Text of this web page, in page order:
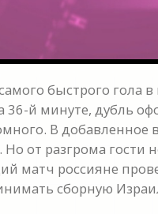
быстрого гола
36-й минуте, дубль
В
от разгрома гости
матч россияне
сборную